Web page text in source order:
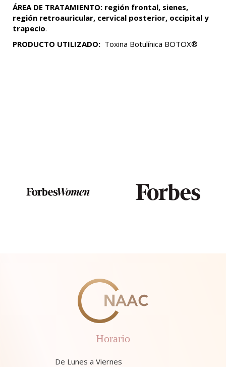
ÁREA DE TRATAMIENTO: región frontal, sienes,
región retroauricular, cervical posterior, occipital y
trapecio.
PRODUCTO UTILIZADO: Toxina Botulínica BOTOX®
Horario
De Lunes a Viernes